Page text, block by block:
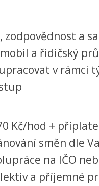
zodpovědnost a
a řidičský
v rámci
Kč/hod +
směn dle
na IČO
a příjemné